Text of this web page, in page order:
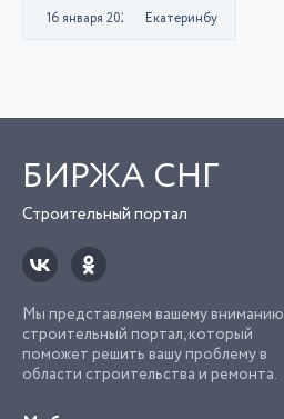
16 января 2022 Екатеринбург
БИРЖА СНГ
Строительный портал
Мы представляем вашему вниманию
строительный портал, который
поможет решить вашу проблему в
области строительства и ремонта.